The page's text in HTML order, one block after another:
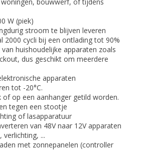
W (piek)
stroom te blijven leveren
2000 cycli bij een ontlading tot 90%
huishoudelijke apparaten zoals
dus geschikt om meerdere
apparaten
tot -20°C.
op een aanhanger getild worden.
tegen een stootje
of lasapparatuur
van 48V naar 12V apparaten
...
met zonnepanelen (controller